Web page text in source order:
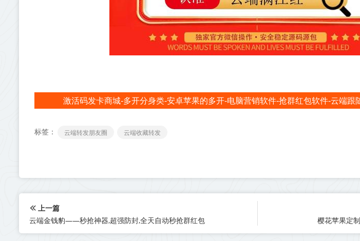
激活码发卡商城-多开分身类-安卓苹果的多开-电脑营销软件-抢群红包软件-云端
标签： 云端转发朋友圈 云端收藏转发
上一篇
云端金钱豹——秒抢神器,超强防封,全天自动秒抢群红包
樱花苹果定